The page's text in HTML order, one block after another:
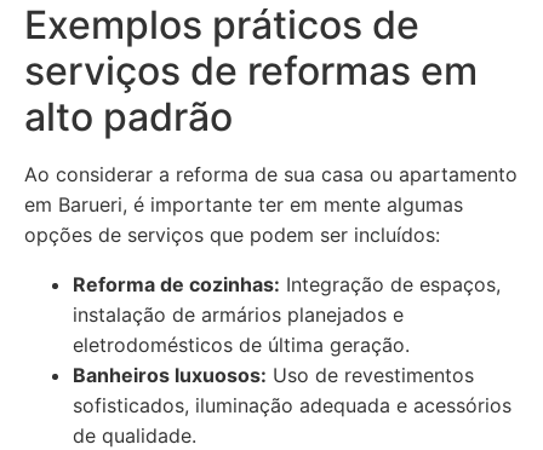
Exemplos práticos de
serviços de reformas em
alto padrão
Ao considerar a reforma de sua casa ou apartamento
em Barueri, é importante ter em mente algumas
opções de serviços que podem ser incluídos:
Reforma de cozinhas: Integração de espaços,
instalação de armários planejados e
eletrodomésticos de última geração.
Banheiros luxuosos: Uso de revestimentos
sofisticados, iluminação adequada e acessórios
de qualidade.